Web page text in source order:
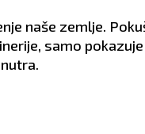
naše zemlje.
samo pokazuje
prerasti u
ZDRAVLJE: